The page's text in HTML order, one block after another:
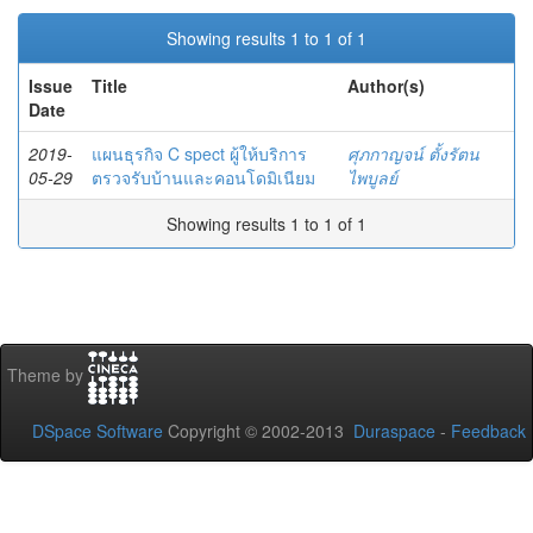
Showing results 1 to 1 of 1
Issue
Date
Title Author(s)
2019-
05-29
แผนธุรกิจ C spect ผู้ให้บริการ
ตรวจรับบ้านและคอนโดมิเนียม
ศุภกาญจน์ ตั้งรัตน
ไพบูลย์
Showing results 1 to 1 of 1
Theme by
DSpace Software Copyright © 2002-2013 Duraspace - Feedback